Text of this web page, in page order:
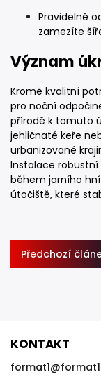
Pravidelně
zamezíte
Význam
Kromě kvalitní
pro noční
přírodě k tomuto
jehličnaté keře
urbanizované
Instalace robustní
během jarního
útočiště, které
Předchozí
KONTAKT
format1@